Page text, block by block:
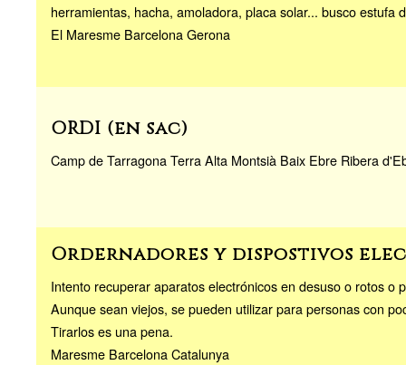
herramientas, hacha, amoladora, placa solar... busco
El Maresme Barcelona Gerona
ORDI (en sac)
Camp de Tarragona Terra Alta Montsià Baix Ebre Ribera
Ordernadores y dispostivos
Intento recuperar aparatos electrónicos en desuso o rotos o
Aunque sean viejos, se pueden utilizar para personas con
Tirarlos es una pena.
Maresme Barcelona Catalunya